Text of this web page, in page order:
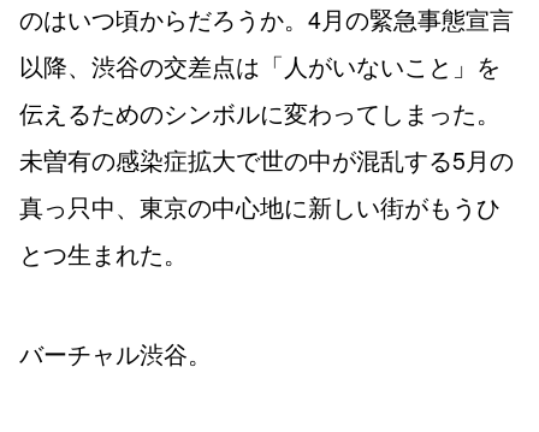
のはいつ頃からだろうか。4月の緊急事態宣言
以降、渋谷の交差点は「人がいないこと」を
伝えるためのシンボルに変わってしまった。
未曽有の感染症拡大で世の中が混乱する5月の
真っ只中、東京の中心地に新しい街がもうひ
とつ生まれた。
バーチャル渋谷。